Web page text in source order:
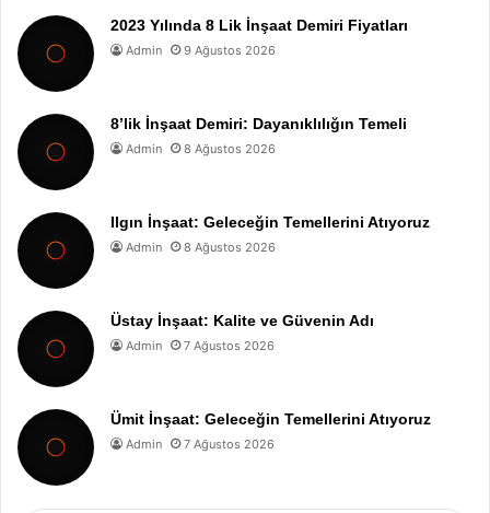
2023 Yılında 8 Lik İnşaat Demiri Fiyatları
Admin 9 Ağustos 2026
8’lik İnşaat Demiri: Dayanıklılığın Temeli
Admin 8 Ağustos 2026
Ilgın İnşaat: Geleceğin Temellerini Atıyoruz
Admin 8 Ağustos 2026
Üstay İnşaat: Kalite ve Güvenin Adı
Admin 7 Ağustos 2026
Ümit İnşaat: Geleceğin Temellerini Atıyoruz
Admin 7 Ağustos 2026